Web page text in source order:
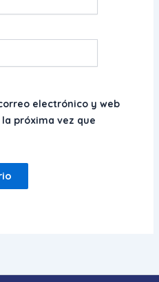
electrónico y web
próxima vez que